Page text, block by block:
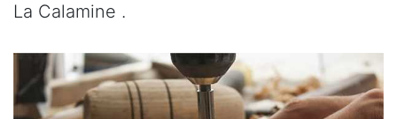
La Calamine .